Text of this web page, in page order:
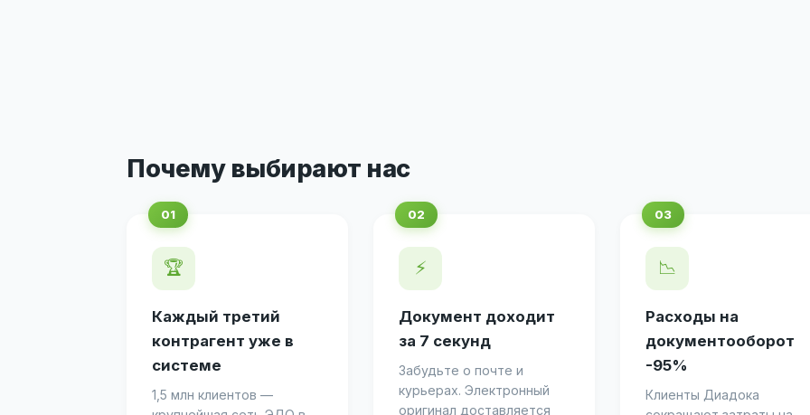
Почему выбирают нас
🏆
Каждый третий
контрагент уже в
системе
1,5 млн клиентов —
⚡
Документ доходит
за 7 секунд
Забудьте о почте и
курьерах. Электронный
оригинал доставляется
📉
Расходы на
документооборот
-95%
Клиенты Диадока